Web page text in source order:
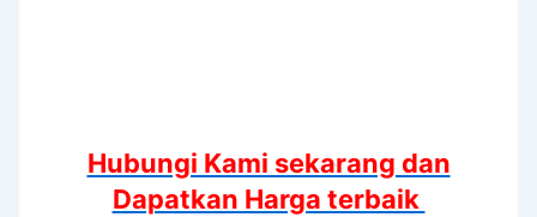
Hubungi Kami sekarang dan
Dapatkan Harga terbaik